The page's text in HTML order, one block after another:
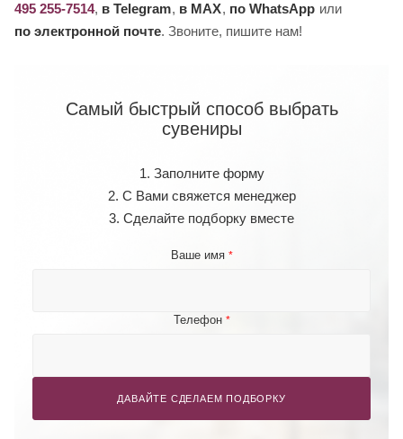
495 255-7514, в Telegram, в MAX, по WhatsApp или
по электронной почте. Звоните, пишите нам!
Самый быстрый способ выбрать
сувениры
1. Заполните форму
2. С Вами свяжется менеджер
3. Сделайте подборку вместе
Ваше имя *
Телефон *
ДАВАЙТЕ СДЕЛАЕМ ПОДБОРКУ